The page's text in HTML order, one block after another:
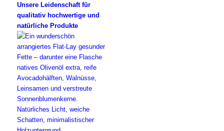
Unsere Leidenschaft für
qualitativ hochwertige und
natürliche Produkte